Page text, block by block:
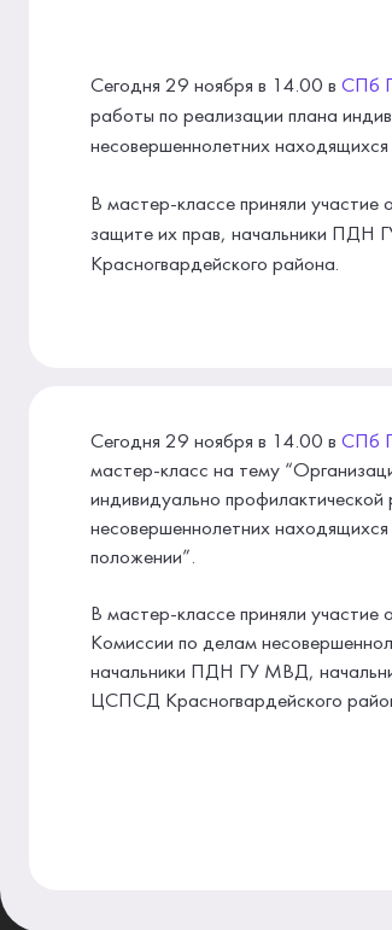
Сегодня 29 ноября в 14.00 вСПб
работы по реализации плана
несовершеннолетних
В мастер-классе приняли
защите их прав, начальники
Красногвардейского района.
Сегодня 29 ноября в 14.00 вСПб
мастер-класс на тему
индивидуально
несовершеннолетних
положении”.
В мастер-классе приняли участие
Комиссии по делам
начальники ПДН ГУ МВД,
ЦСПСД Красногвардейского